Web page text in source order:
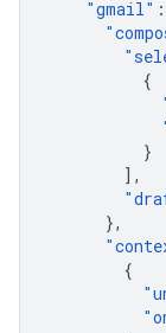
"gmail" :
"
"
{
}
],
"
},
"
{
"
"